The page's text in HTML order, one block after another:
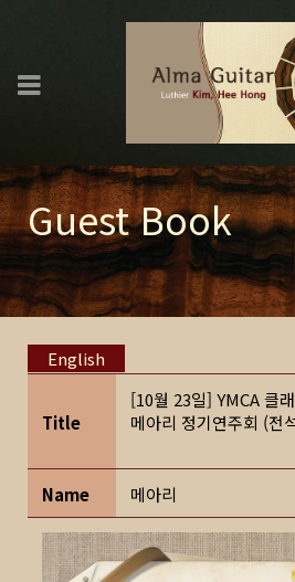
Guest Book
English
Title
[10월 23일] YMCA 클
메아리 정기연주회 (전
Name 메아리